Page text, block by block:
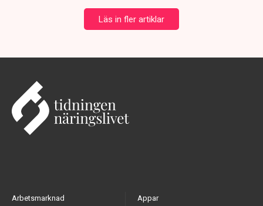
Läs in fler artiklar
Arbetsmarknad Appar